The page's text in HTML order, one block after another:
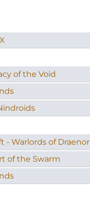
of the Void
- Warlords of Draenor
of the Swarm